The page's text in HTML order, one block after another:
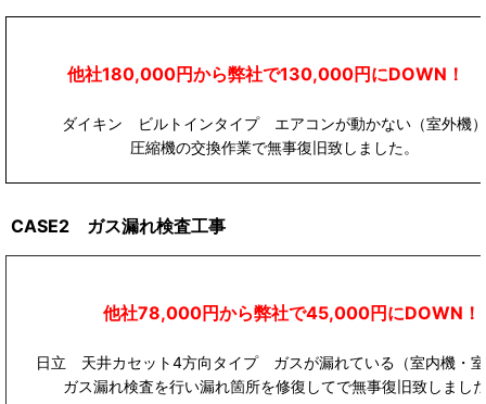
他社180,000円から弊社で130,000円にDOWN
ダイキン ビルトインタイプ エアコンが動かない（室外機）
圧縮機の交換作業で無事復旧致しました。
CASE2 ガス漏れ検査工事
他社78,000円から弊社で45,000円にDOWN！
日立 天井カセット4方向タイプ ガスが漏れている（室内機・
ガス漏れ検査を行い漏れ箇所を修復してで無事復旧致しまし